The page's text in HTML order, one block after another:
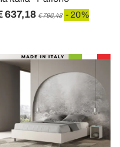
637,18 € 796,48 - 20%